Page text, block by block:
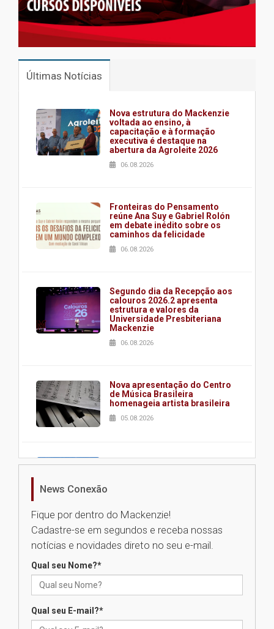
Últimas Notícias
Nova estrutura do Mackenzie
voltada ao ensino, à
capacitação e à formação
executiva é destaque na
abertura da Agroleite 2026
06.08.2026
Fronteiras do Pensamento
reúne Ana Suy e Gabriel Rolón
em debate inédito sobre os
caminhos da felicidade
06.08.2026
Segundo dia da Recepção aos
calouros 2026.2 apresenta
estrutura e valores da
Universidade Presbiteriana
Mackenzie
06.08.2026
Nova apresentação do Centro
de Música Brasileira
homenageia artista brasileira
05.08.2026
Universidade Mackenzie
Seminário discute desafios
das novas tecnologias em
calouros do segundo semestre
News Conexão
Fique por dentro do Mackenzie!
Cadastre-se em segundos e receba nossas
notícias e novidades direto no seu e-mail.
Qual seu Nome?*
Qual seu E-mail?*